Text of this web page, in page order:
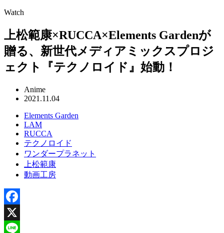
Watch
上松範康×RUCCA×Elements Gardenが
贈る、新世代メディアミックスプロジ
ェクト『テクノロイド』始動！
Anime
2021.11.04
Elements Garden
LAM
RUCCA
テクノロイド
ワンダープラネット
上松範康
動画工房
Facebook
X